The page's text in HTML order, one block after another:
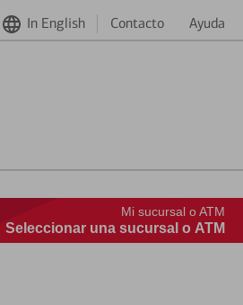
In English Contacto Ayuda
Mi sucursal o ATM
Seleccionar una sucursal o ATM